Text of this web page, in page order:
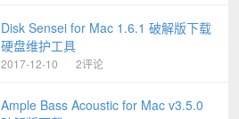
Disk Sensei for Mac 1.6.1 破解版下载
硬盘维护工具
2017-12-10 2评论
Ample Bass Acoustic for Mac v3.5.0